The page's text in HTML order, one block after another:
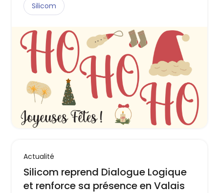
Silicom
Actualité
Silicom reprend Dialogue Logique
et renforce sa présence en Valais